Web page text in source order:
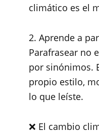
climático es el
2. Aprende a
Parafrasear no
por sinónimos.
propio estilo,
lo que leíste.
❌ El cambio